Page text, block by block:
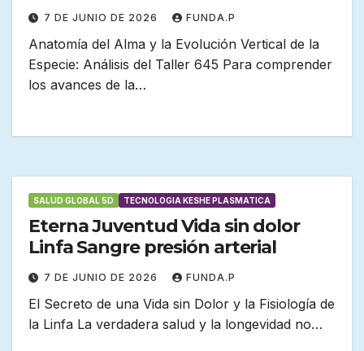
7 DE JUNIO DE 2026 FUNDA.P
Anatomía del Alma y la Evolución Vertical de la
Especie: Análisis del Taller 645 Para comprender
los avances de la…
SALUD GLOBAL 5D TECNOLOGIA KESHE PLASMATICA
Eterna Juventud Vida sin dolor
Linfa Sangre presión arterial
7 DE JUNIO DE 2026 FUNDA.P
El Secreto de una Vida sin Dolor y la Fisiología de
la Linfa La verdadera salud y la longevidad no…